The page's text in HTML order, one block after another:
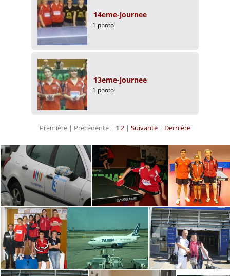
14eme-journee
1 photo
13eme-journee
1 photo
Première | Précédente | 1 2 | Suivante | Dernière